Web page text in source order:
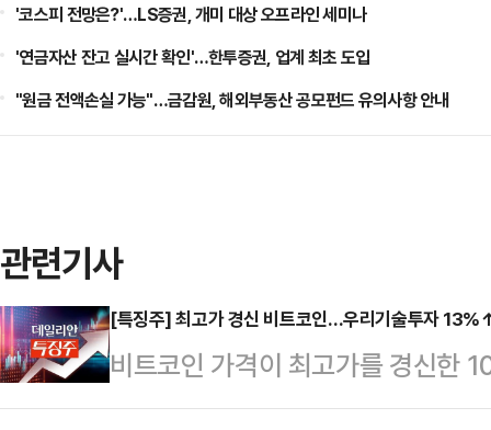
'코스피 전망은?'…LS증권, 개미 대상 오프라인 세미나
'연금자산 잔고 실시간 확인'…한투증권, 업계 최초 도입
"원금 전액손실 가능"…금감원, 해외부동산 공모펀드 유의사항 안내
관련기사
[특징주] 최고가 경신 비트코인…우리기술투자
비트코인 가격이 최고가를 경신한
등 관련주가 강세를 보이고 있다.